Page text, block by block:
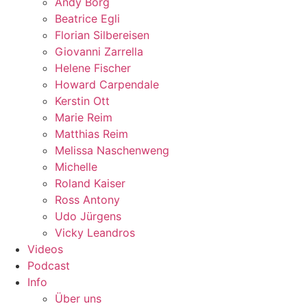
Beatrice Egli
Florian Silbereisen
Giovanni Zarrella
Helene Fischer
Howard Carpendale
Kerstin Ott
Marie Reim
Matthias Reim
Melissa Naschenweng
Michelle
Roland Kaiser
Ross Antony
Udo Jürgens
Vicky Leandros
Videos
Podcast
Info
Über uns